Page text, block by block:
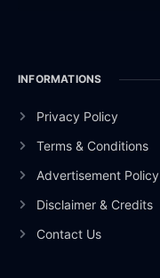
INFORMATIONS
Privacy Policy
Terms & Conditions
Advertisement Policy
Disclaimer & Credits
Contact Us